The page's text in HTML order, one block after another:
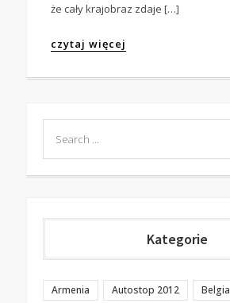
że cały krajobraz zdaje […]
czytaj więcej
for:
Kategorie
Armenia Autostop 2012 Belgia